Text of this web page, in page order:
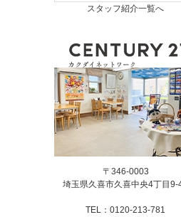
スタッフ紹介一覧へ
〒346-0003
埼玉県久喜市久喜中央4丁目9-
TEL：0120-213-781